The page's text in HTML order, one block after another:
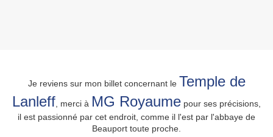
Je reviens sur mon billet concernant le Temple de
Lanleff , merci à MG Royaume pour ses précisions,
il est passionné par cet endroit, comme il l'est par l'abbaye de
Beauport toute proche.